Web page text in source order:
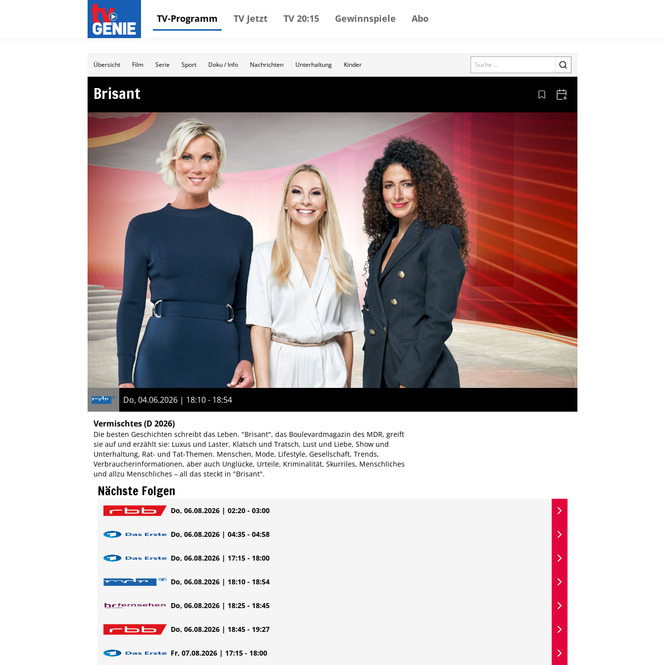
TV-Programm TV Jetzt TV 20:15 Gewinnspiele Abo
Übersicht Film Serie Sport Doku / Info Nachrichten Unterhaltung Kinder Search
Brisant Aus den Lesezeichen entfernen
Zum Kalender hinzufügen
Do, 04.06.2026 | 18:10 - 18:54
Vermischtes(D 2026)
Die besten Geschichten schreibt das Leben. "Brisant", das Boulevardmagazin des MDR, greift
sie auf und erzählt sie: Luxus und Laster, Klatsch und Tratsch, Lust und Liebe, Show und
Unterhaltung, Rat- und Tat-Themen. Menschen, Mode, Lifestyle, Gesellschaft, Trends,
Verbraucherinformationen, aber auch Unglücke, Urteile, Kriminalität, Skurriles, Menschliches
und allzu Menschliches – all das steckt in "Brisant".
Nächste Folgen
Do, 06.08.2026 | 02:20 - 03:00
Do, 06.08.2026 | 04:35 - 04:58
Do, 06.08.2026 | 17:15 - 18:00
Do, 06.08.2026 | 18:10 - 18:54
Do, 06.08.2026 | 18:25 - 18:45
Do, 06.08.2026 | 18:45 - 19:27
Fr, 07.08.2026 | 17:15 - 18:00